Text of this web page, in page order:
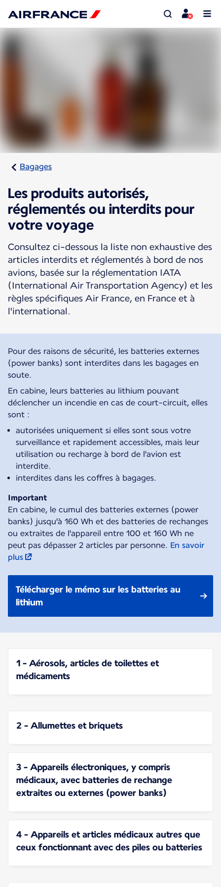
Bagages
Les produits autorisés,
réglementés ou interdits pour
votre voyage
Consultez ci-dessous la liste non exhaustive des
articles interdits et réglementés à bord de nos
avions, basée sur la réglementation IATA
(International Air Transportation Agency) et les
règles spécifiques Air France, en France et à
l'international.
Pour des raisons de sécurité, les batteries externes
(power banks) sont interdites dans les bagages en
soute.
En cabine, leurs batteries au lithium pouvant
déclencher un incendie en cas de court-circuit, elles
sont :
autorisées uniquement si elles sont sous votre
surveillance et rapidement accessibles, mais leur
utilisation ou recharge à bord de l'avion est
interdite.
interdites dans les coffres à bagages.
Important
En cabine, le cumul des batteries externes (power
banks) jusqu'à 160 Wh et des batteries de rechanges
ou extraites de l'appareil entre 100 et 160 Wh ne
peut pas dépasser 2 articles par personne. En savoir
plus
Télécharger le mémo sur les batteries au
lithium
1 - Aérosols, articles de toilettes et
médicaments
2 - Allumettes et briquets
3 - Appareils électroniques, y compris
médicaux, avec batteries de rechange
extraites ou externes (power banks)
4 - Appareils et articles médicaux autres que
ceux fonctionnant avec des piles ou batteries